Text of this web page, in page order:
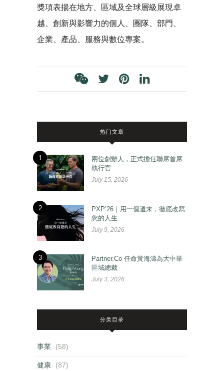
獎項表揚在地方、區域及全球層級展現卓
越、創新與影響力的個人、團隊、部門、
企業、產品、服務與數位專案。
热门文章
1
兩位創辦人，正式擔任聯席首席
執行官
July 15, 2026
2
PXP’26｜用一個週末，徹底改寫
您的人生
July 9, 2026
3
Partner.Co 任命黃海濤為大中華
區域總裁
July 3, 2026
分类目录
事業 (58)
健康 (87)